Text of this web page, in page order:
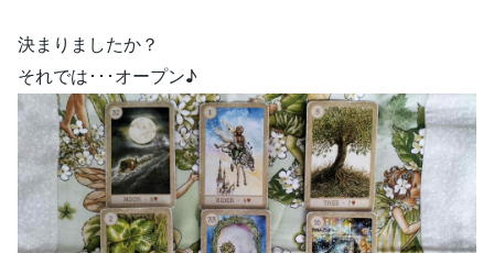
決まりましたか？
それでは･･･オープン♪